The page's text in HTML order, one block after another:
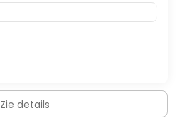
Zie details